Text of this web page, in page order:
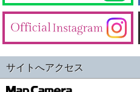
サイトへアクセス